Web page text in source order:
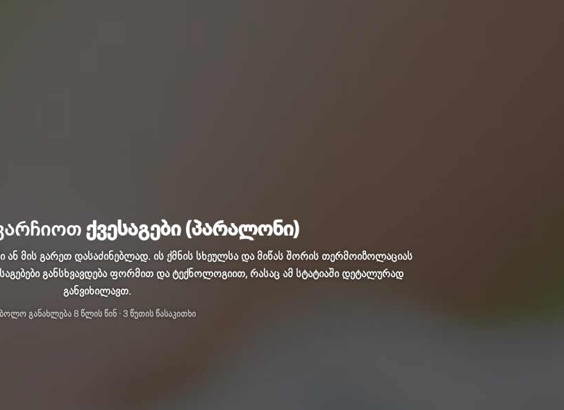
ქვესაგები (პარალონი)
ან მის გარეთ დასაძინებლად. ის ქმნის სხეულსა და მიწას შორის თერმოიზოლაციას
განსხვავდება ფორმით და ტექნოლოგიით, რასაც ამ სტატიაში დეტალურად
განვიხილავთ.
ბოლო განახლება 8 წლის წინ· 3 წუთის წასაკითხი